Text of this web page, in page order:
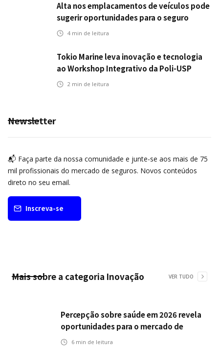
Alta nos emplacamentos de veículos pode
sugerir oportunidades para o seguro
automotivo
4 min de leitura
Tokio Marine leva inovação e tecnologia
ao Workshop Integrativo da Poli-USP
2 min de leitura
Newsletter
📬 Faça parte da nossa comunidade e junte-se aos mais de 75
mil profissionais do mercado de seguros. Novos conteúdos
direto no seu email.
Inscreva-se
Mais sobre a categoria Inovação VER TUDO
Percepção sobre saúde em 2026 revela
oportunidades para o mercado de
seguros ampliar cobertura e prevenção
6 min de leitura